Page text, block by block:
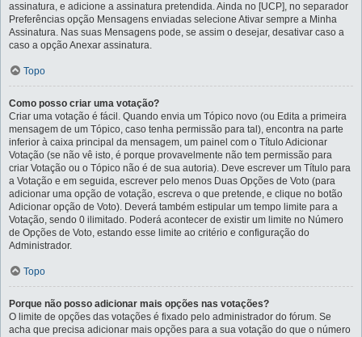
assinatura, e adicione a assinatura pretendida. Ainda no [UCP], no separador
Preferências opção Mensagens enviadas selecione Ativar sempre a Minha
Assinatura. Nas suas Mensagens pode, se assim o desejar, desativar caso a
caso a opção Anexar assinatura.
Topo
Como posso criar uma votação?
Criar uma votação é fácil. Quando envia um Tópico novo (ou Edita a primeira
mensagem de um Tópico, caso tenha permissão para tal), encontra na parte
inferior à caixa principal da mensagem, um painel com o Título Adicionar
Votação (se não vê isto, é porque provavelmente não tem permissão para
criar Votação ou o Tópico não é de sua autoria). Deve escrever um Título para
a Votação e em seguida, escrever pelo menos Duas Opções de Voto (para
adicionar uma opção de votação, escreva o que pretende, e clique no botão
Adicionar opção de Voto). Deverá também estipular um tempo limite para a
Votação, sendo 0 ilimitado. Poderá acontecer de existir um limite no Número
de Opções de Voto, estando esse limite ao critério e configuração do
Administrador.
Topo
Porque não posso adicionar mais opções nas votações?
O limite de opções das votações é fixado pelo administrador do fórum. Se
acha que precisa adicionar mais opções para a sua votação do que o número